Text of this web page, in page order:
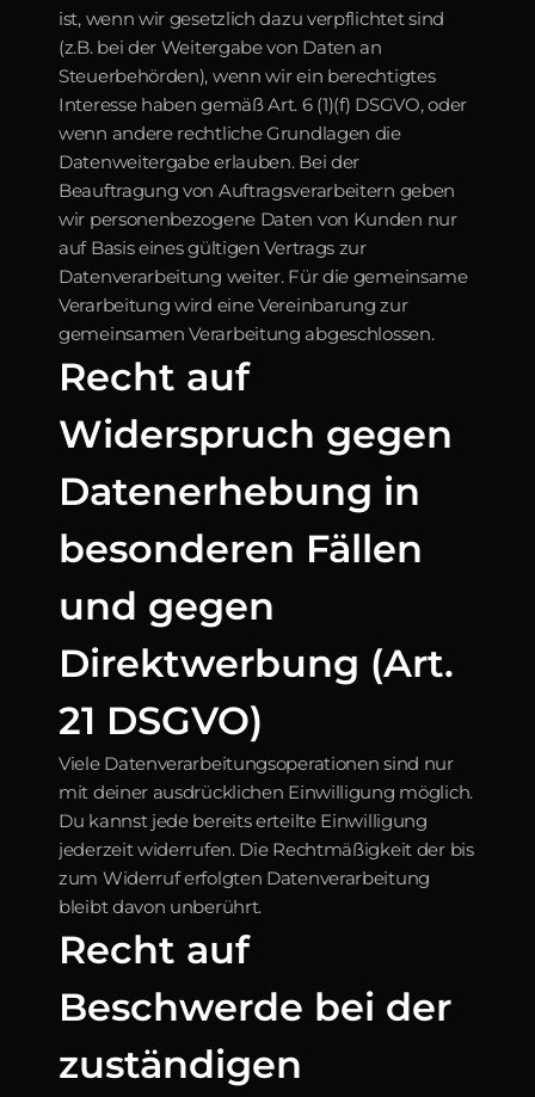
ist, wenn wir gesetzlich dazu verpflichtet sind
(z.B. bei der Weitergabe von Daten an
Steuerbehörden), wenn wir ein berechtigtes
Interesse haben gemäß Art. 6 (1)(f) DSGVO, oder
wenn andere rechtliche Grundlagen die
Datenweitergabe erlauben. Bei der
Beauftragung von Auftragsverarbeitern geben
wir personenbezogene Daten von Kunden nur
auf Basis eines gültigen Vertrags zur
Datenverarbeitung weiter. Für die gemeinsame
Verarbeitung wird eine Vereinbarung zur
gemeinsamen Verarbeitung abgeschlossen.
Recht auf
Widerspruch gegen
Datenerhebung in
besonderen Fällen
und gegen
Direktwerbung (Art.
21 DSGVO)
Viele Datenverarbeitungsoperationen sind nur
mit deiner ausdrücklichen Einwilligung möglich.
Du kannst jede bereits erteilte Einwilligung
jederzeit widerrufen. Die Rechtmäßigkeit der bis
zum Widerruf erfolgten Datenverarbeitung
bleibt davon unberührt.
Recht auf
Beschwerde bei der
zuständigen